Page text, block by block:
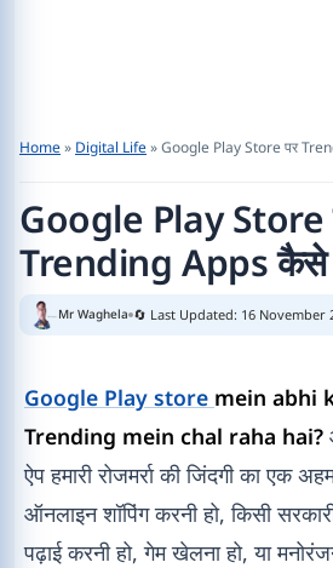
Home» Digital Life»Google Play Store पर
Google Play Store
Trending Apps
Mr Waghela 🔄 Last Updated: 16 November
Google Play store mein abhi
Trending mein chal raha hai?
ऐप हमारी रोजमर्रा की जिंदगी का एक
ऑनलाइन शॉपिंग करनी हो, किसी
पढ़ाई करनी हो, गेम खेलना हो, या